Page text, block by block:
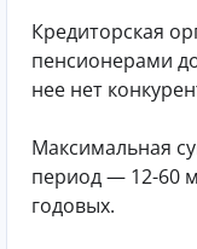
Кредиторская
пенсионерами
нее нет
Максимальная
период — 12-60
годовых.